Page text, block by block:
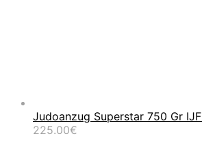
Judoanzug Superstar 750 Gr IJF
225.00€